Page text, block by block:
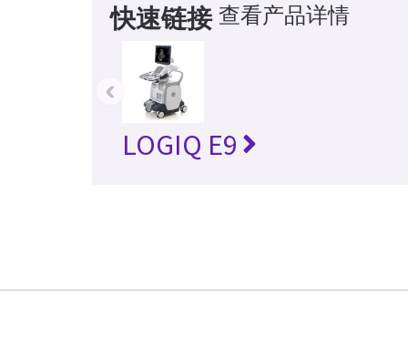
快速链接 查看产品详情
LOGIQ E9
‹